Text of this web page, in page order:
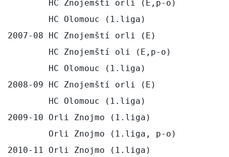
HC Znojemští orli (E,p-o)
HC Olomouc (1.liga)
2007-08 HC Znojemští orli (E)
HC Znojemští oli (E,p-o)
HC Olomouc (1.liga)
2008-09 HC Znojemští orli (E)
HC Olomouc (1.liga)
2009-10 Orli Znojmo (1.liga)
Orli Znojmo (1.liga, p-o)
2010-11 Orli Znojmo (1.liga)